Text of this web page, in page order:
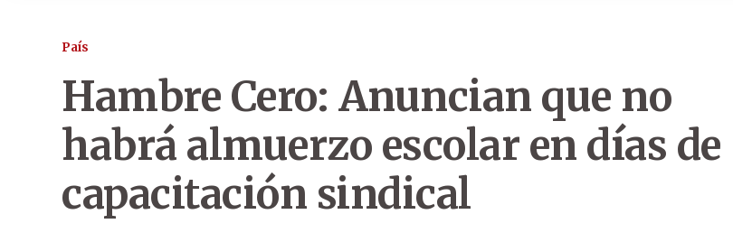
País
Hambre Cero: Anuncian que no
habrá almuerzo escolar en días de
capacitación sindical